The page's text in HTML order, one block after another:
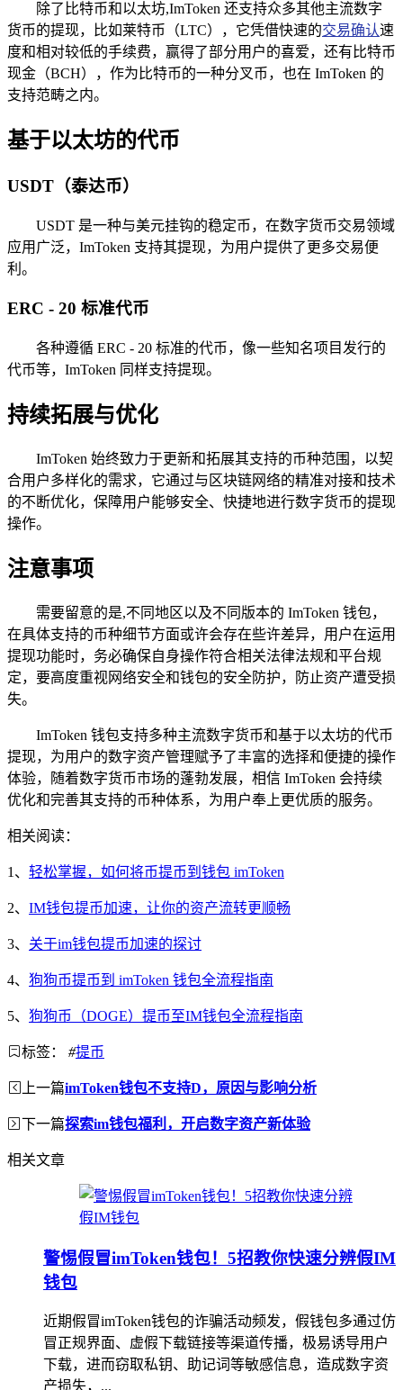
除了比特币和以太坊,ImToken 还支持众多其他主流数字
货币的提现，比如莱特币（LTC），它凭借快速的交易确认速
度和相对较低的手续费，赢得了部分用户的喜爱，还有比特币
现金（BCH），作为比特币的一种分叉币，也在 ImToken 的
支持范畴之内。
基于以太坊的代币
USDT（泰达币）
USDT 是一种与美元挂钩的稳定币，在数字货币交易领域
应用广泛，ImToken 支持其提现，为用户提供了更多交易便
利。
ERC - 20 标准代币
各种遵循 ERC - 20 标准的代币，像一些知名项目发行的
代币等，ImToken 同样支持提现。
持续拓展与优化
ImToken 始终致力于更新和拓展其支持的币种范围，以契
合用户多样化的需求，它通过与区块链网络的精准对接和技术
的不断优化，保障用户能够安全、快捷地进行数字货币的提现
操作。
注意事项
需要留意的是,不同地区以及不同版本的 ImToken 钱包，
在具体支持的币种细节方面或许会存在些许差异，用户在运用
提现功能时，务必确保自身操作符合相关法律法规和平台规
定，要高度重视网络安全和钱包的安全防护，防止资产遭受损
失。
ImToken 钱包支持多种主流数字货币和基于以太坊的代币
提现，为用户的数字资产管理赋予了丰富的选择和便捷的操作
体验，随着数字货币市场的蓬勃发展，相信 ImToken 会持续
优化和完善其支持的币种体系，为用户奉上更优质的服务。
相关阅读：
1、 轻松掌握，如何将币提币到钱包 imToken
2、 IM钱包提币加速，让你的资产流转更顺畅
3、 关于im钱包提币加速的探讨
4、 狗狗币提币到 imToken 钱包全流程指南
5、 狗狗币（DOGE）提币至IM钱包全流程指南
标签： #提币
上一篇imToken钱包不支持D，原因与影响分析
下一篇探索im钱包福利，开启数字资产新体验
相关文章
警惕假冒imToken钱包！5招教你快速分辨假IM
钱包
近期假冒imToken钱包的诈骗活动频发，假钱包多通过仿
冒正规界面、虚假下载链接等渠道传播，极易诱导用户
下载，进而窃取私钥、助记词等敏感信息，造成数字资
产损失，...